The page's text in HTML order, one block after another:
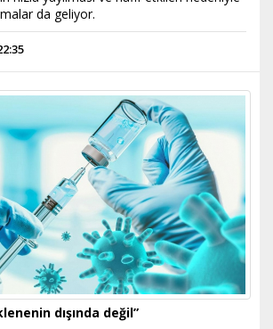
da geliyor.
dışında değil”